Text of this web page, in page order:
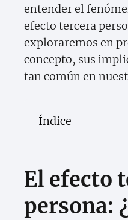
entender el
efecto tercera
exploraremos en
concepto, sus
tan común en
Índice
El efecto
persona: